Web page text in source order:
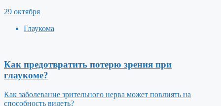
29 октября
Глаукома
Как предотвратить потерю зрения при
глаукоме?
Как заболевание зрительного нерва может повлиять на
способность видеть?